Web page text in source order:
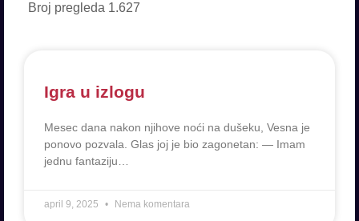
Broj pregleda 1.627
Igra u izlogu
Mesec dana nakon njihove noći na dušeku, Vesna je
ponovo pozvala. Glas joj je bio zagonetan: — Imam
jednu fantaziju…
april 9, 2025 Nema komentara